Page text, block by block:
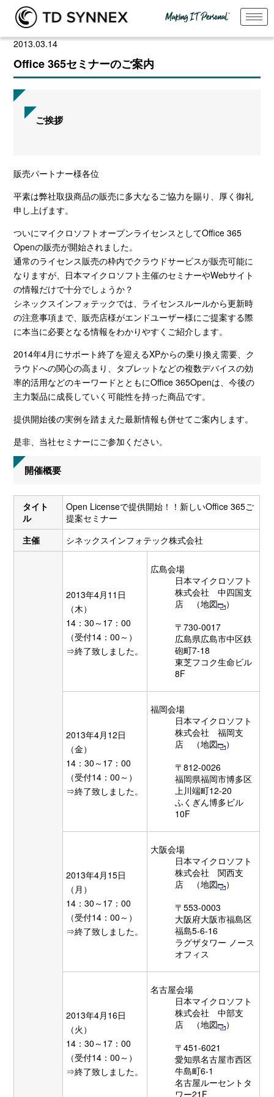
2013.03.14
Office 365セミナーのご案内
ご挨拶
販売パートナー様各位
平素は弊社取扱商品の販売に多大なるご協力を賜り、厚く御礼
申し上げます。
ついにマイクロソフトオープンライセンスとしてOffice 365
Openの販売が開始されました。
通常のライセンス販売の枠内でクラウドサービスが販売可能に
なりますが、日本マイクロソフト主催のセミナーやWebサイト
の情報だけで十分でしょうか？
シネックスインフォテックでは、ライセンスルールから更新時
の注意事項まで、販売店様がエンドユーザー様にご提案する際
に本当に必要となる情報をわかりやすくご紹介します。
2014年4月にサポート終了を迎えるXPからの乗り換え需要、ク
ラウドへの関心の高まり、タブレットなどの複数デバイスの効
率的活用などのキーワードとともにOffice 365Openは、今後の
主力製品に成長していく可能性を持った商品です。
提供開始後の実例を踏まえた最新情報も併せてご案内します。
是非、当社セミナーにご参加ください。
開催概要
タイト
ル
Open Licenseで提供開始！！新しいOffice 365ご
提案セミナー
主催
シネックスインフォテック株式会社
2013年4月11日
（木）
14：30～17：00
（受付14：00～）
⇒終了致しました。
広島会場
日本マイクロソフト
株式会社 中四国支
店 （地図
）
〒730-0017
広島県広島市中区鉄
砲町7-18
東芝フコク生命ビル
8F
2013年4月12日
（金）
14：30～17：00
（受付14：00～）
⇒終了致しました。
福岡会場
日本マイクロソフト
株式会社 福岡支
店 （地図
）
〒812-0026
福岡県福岡市博多区
上川端町12-20
ふくぎん博多ビル
10F
2013年4月15日
（月）
14：30～17：00
（受付14：00～）
⇒終了致しました。
大阪会場
日本マイクロソフト
株式会社 関西支
店 （地図
）
〒553-0003
大阪府大阪市福島区
福島5-6-16
ラグザタワー ノース
オフィス
2013年4月16日
（火）
14：30～17：00
（受付14：00～）
⇒終了致しました。
名古屋会場
日本マイクロソフト
株式会社 中部支
店 （地図
）
〒451-6021
愛知県名古屋市西区
牛島町6-1
名古屋ルーセントタ
ワー21F